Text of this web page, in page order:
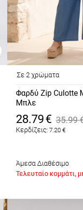
Σε 2 χρώματα
Φαρδύ Zip Culotte
Μπλε
28.79€ 35.99
Κερδίζεις: 7.20 €
Άμεσα Διαθέσιμο
Τελευταίο κομμάτι,